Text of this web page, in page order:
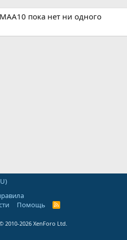
пока нет ни одного
Помощь
R
2010-2026 XenForo Ltd.